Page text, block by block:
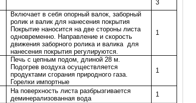
3
Включает в себя опорный валок, заборный
ролик и валик для нанесения покрытия
Покрытие наносится на две стороны листа
одновременно. Направление и скорость
движения заборного ролика и валика для
нанесения покрытия регулируются.
1
Печь с цепным подом, длиной 28 м.
Подогрев воздуха осуществляется
продуктами сгорания природного газа.
Горелки импортные
1
На поверхность листа разбрызгивается
деминерализованная вода
1